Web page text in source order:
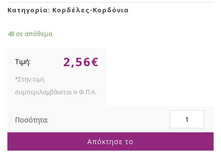
Κατηγορία: Κορδέλες-Κορδόνια
48 σε απόθεμα
2,56€
ΚΡΕΜ
ΚΟΡΔΕΛΑ
ΔΙΠΛΗΣ
Απόκτησε το